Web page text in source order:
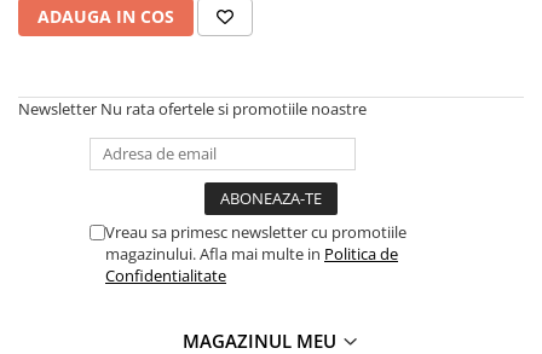
Oală sub Presiune
Grătar Grill
Aparate de Cafea
Aspiratoare Verticale
ADAUGA IN COS
Newsletter Nu rata ofertele si promotiile noastre
Vreau sa primesc newsletter cu promotiile
magazinului. Afla mai multe in Politica de
Confidentialitate
MAGAZINUL MEU